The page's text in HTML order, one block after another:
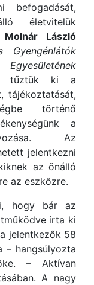
befogadását,
életvitelük
Molnár László
Egyesületének
tűztük ki a
tájékoztatását,
történő
a
Az
jelentkezni
az önálló
az eszközre.
hogy bár az
írta ki
jelentkezők 58
– hangsúlyozta
– Aktívan
A nagy